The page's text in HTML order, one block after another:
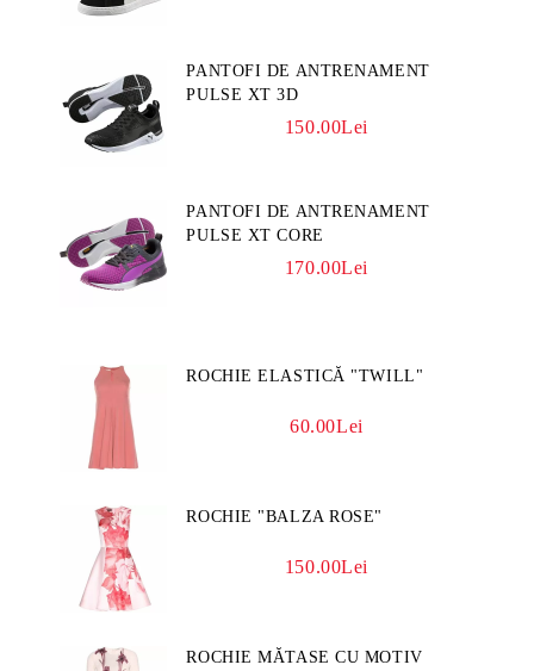
PANTOFI DE ANTRENAMENT
PULSE XT 3D
150.00Lei
PANTOFI DE ANTRENAMENT
PULSE XT CORE
170.00Lei
ROCHIE ELASTICĂ "TWILL"
60.00Lei
ROCHIE "BALZA ROSE"
150.00Lei
ROCHIE MĂTASE CU MOTIV